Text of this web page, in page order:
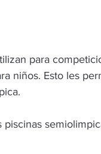
para
niños. Esto les
piscinas